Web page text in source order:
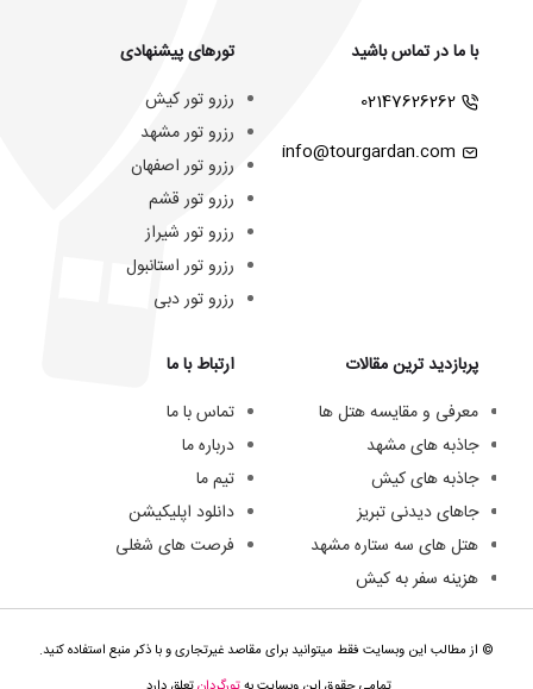
با ما در تماس باشید
02147626262
info@tourgardan.com
تورهای پیشنهادی
رزرو تور کیش
رزرو تور مشهد
رزرو تور اصفهان
رزرو تور قشم
رزرو تور شیراز
رزرو تور استانبول
رزرو تور دبی
پربازدید ترین مقالات
معرفی و مقایسه هتل ها
جاذبه های مشهد
جاذبه های کیش
جاهای دیدنی تبریز
هتل های سه ستاره مشهد
هزینه سفر به کیش
ارتباط با ما
تماس با ما
درباره ما
تیم ما
دانلود اپلیکیشن
فرصت های شغلی
© از مطالب این وبسایت فقط میتوانید برای مقاصد غیرتجاری و با ذکر منبع استفاده کنید.